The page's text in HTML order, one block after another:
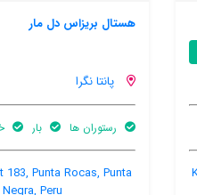
Av pacifico Norte Mz